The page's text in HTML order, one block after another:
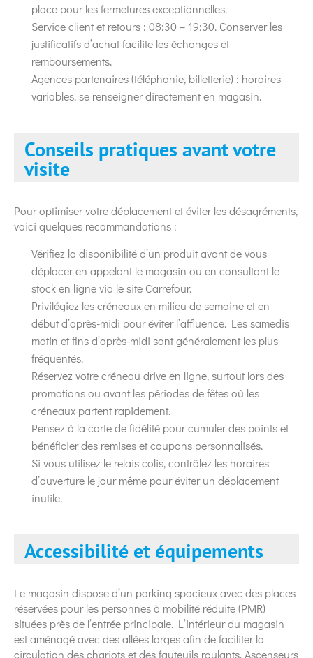
place pour les fermetures exceptionnelles.
Service client et retours : 08:30 – 19:30. Conserver les
justificatifs d’achat facilite les échanges et
remboursements.
Agences partenaires (téléphonie, billetterie) : horaires
variables, se renseigner directement en magasin.
Conseils pratiques avant votre
visite
Pour optimiser votre déplacement et éviter les désagréments,
voici quelques recommandations :
Vérifiez la disponibilité d’un produit avant de vous
déplacer en appelant le magasin ou en consultant le
stock en ligne via le site Carrefour.
Privilégiez les créneaux en milieu de semaine et en
début d’après-midi pour éviter l’affluence. Les samedis
matin et fins d’après-midi sont généralement les plus
fréquentés.
Réservez votre créneau drive en ligne, surtout lors des
promotions ou avant les périodes de fêtes où les
créneaux partent rapidement.
Pensez à la carte de fidélité pour cumuler des points et
bénéficier des remises et coupons personnalisés.
Si vous utilisez le relais colis, contrôlez les horaires
d’ouverture le jour même pour éviter un déplacement
inutile.
Accessibilité et équipements
Le magasin dispose d’un parking spacieux avec des places
réservées pour les personnes à mobilité réduite (PMR)
situées près de l’entrée principale. L’intérieur du magasin
est aménagé avec des allées larges afin de faciliter la
circulation des chariots et des fauteuils roulants. Ascenseurs